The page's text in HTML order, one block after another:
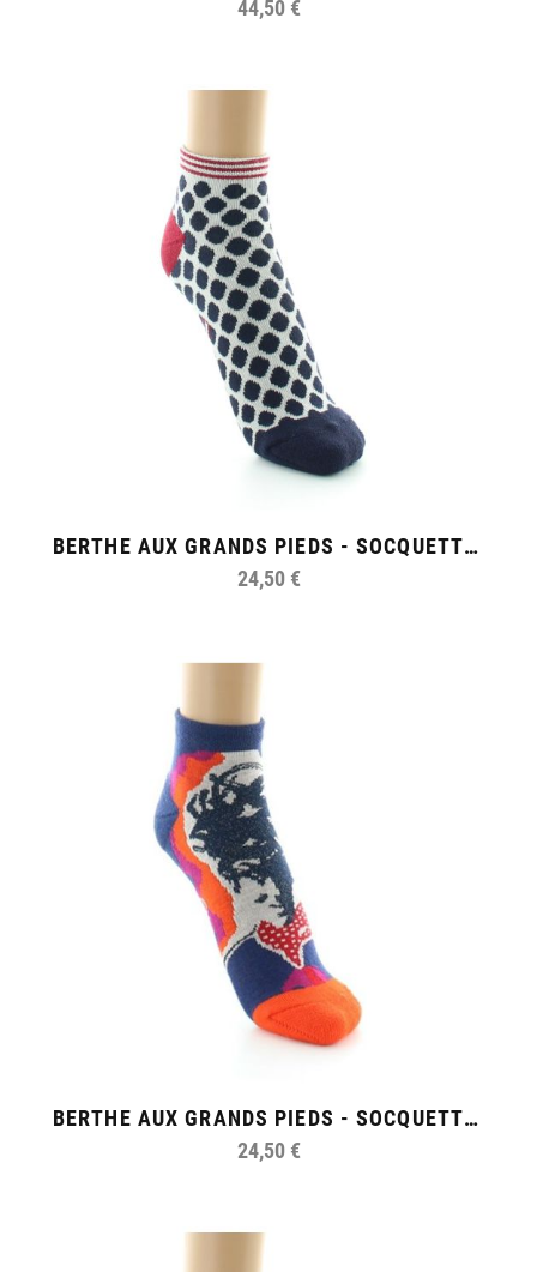
44,50 €
BERTHE AUX GRANDS PIEDS - SOCQUETTES DE SPORT FEMME COTON POIS
24,50 €
BERTHE AUX GRANDS PIEDS - SOCQUETTES DE SPORT FEMME COTON FEMME AU FOULARD
24,50 €